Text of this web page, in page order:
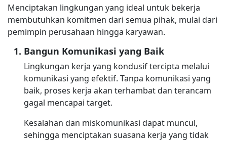
Menciptakan lingkungan yang ideal untuk bekerja
membutuhkan komitmen dari semua pihak, mulai dari
pemimpin perusahaan hingga karyawan.
Bangun Komunikasi yang Baik
Lingkungan kerja yang kondusif tercipta melalui
komunikasi yang efektif. Tanpa komunikasi yang
baik, proses kerja akan terhambat dan terancam
gagal mencapai target.
Kesalahan dan miskomunikasi dapat muncul,
sehingga menciptakan suasana kerja yang tidak